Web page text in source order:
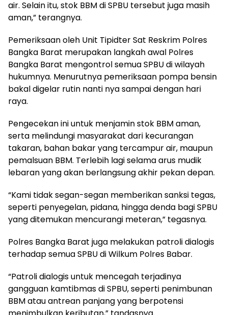
air. Selain itu, stok BBM di SPBU tersebut juga masih
aman,” terangnya.
Pemeriksaan oleh Unit Tipidter Sat Reskrim Polres
Bangka Barat merupakan langkah awal Polres
Bangka Barat mengontrol semua SPBU di wilayah
hukumnya. Menurutnya pemeriksaan pompa bensin
bakal digelar rutin nanti nya sampai dengan hari
raya.
Pengecekan ini untuk menjamin stok BBM aman,
serta melindungi masyarakat dari kecurangan
takaran, bahan bakar yang tercampur air, maupun
pemalsuan BBM. Terlebih lagi selama arus mudik
lebaran yang akan berlangsung akhir pekan depan.
“Kami tidak segan-segan memberikan sanksi tegas,
seperti penyegelan, pidana, hingga denda bagi SPBU
yang ditemukan mencurangi meteran,” tegasnya.
Polres Bangka Barat juga melakukan patroli dialogis
terhadap semua SPBU di Wilkum Polres Babar.
“Patroli dialogis untuk mencegah terjadinya
gangguan kamtibmas di SPBU, seperti penimbunan
BBM atau antrean panjang yang berpotensi